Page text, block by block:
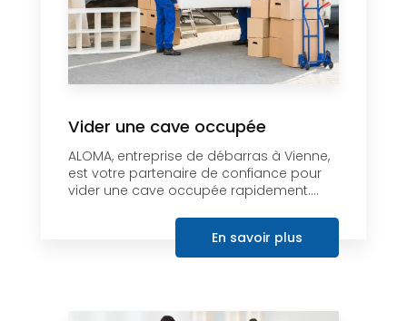
Vider une cave occupée
ALOMA, entreprise de débarras à Vienne,
est votre partenaire de confiance pour
vider une cave occupée rapidement....
En savoir plus